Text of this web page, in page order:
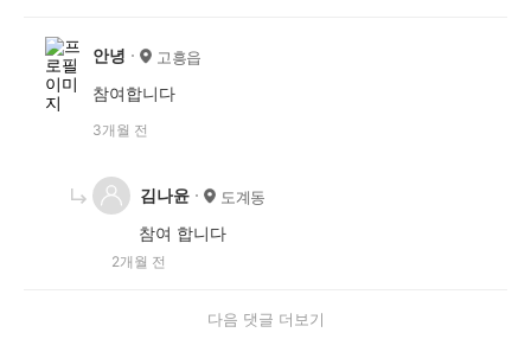
안녕 고흥읍
참여합니다
3개월 전
김나윤 도계동
참여 합니다
2개월 전
다음 댓글 더보기